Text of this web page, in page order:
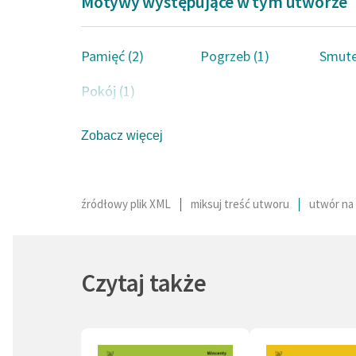
Pamięć (2) Pogrzeb (1)
Pokój (1)
Zobacz więcej
źródłowy plik XML miksuj treść utworu utwór na
Czytaj także